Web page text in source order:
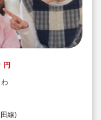
円
わ
線)